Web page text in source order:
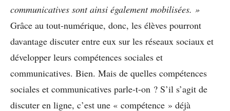
communicatives sont ainsi également mobilisées. »
Grâce au tout-numérique, donc, les élèves pourront
davantage discuter entre eux sur les réseaux sociaux et
développer leurs compétences sociales et
communicatives. Bien. Mais de quelles compétences
sociales et communicatives parle-t-on ? S’il s’agit de
discuter en ligne, c’est une « compétence » déjà